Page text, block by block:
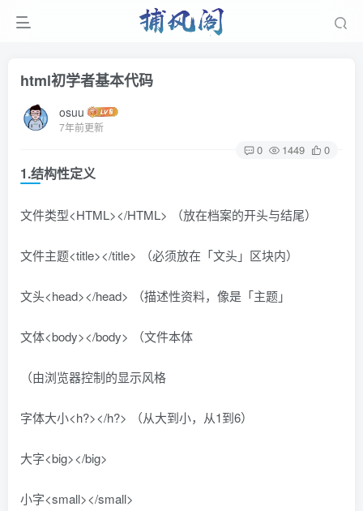
html初学者基本代码
osuu
7年前更新
0 1449 0
1.结构性定义
文件类型<HTML></HTML> （放在档案的开头与结尾）
文件主题<title></title> （必须放在「文头」区块内）
文头<head></head> （描述性资料，像是「主题」
文体<body></body> （文件本体
（由浏览器控制的显示风格
字体大小<h?></h?> （从大到小，从1到6）
大字<big></big>
小字<small></small>